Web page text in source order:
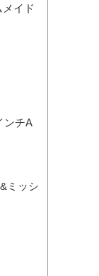
イド
ンチA
ミッシ